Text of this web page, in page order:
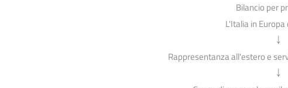
Bilancio per
L'Italia in
￬
Rappresentanza all'estero e
￬